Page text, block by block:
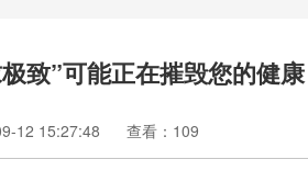
致”可能正在摧毁您的健康
12 15:27:48 查看：109